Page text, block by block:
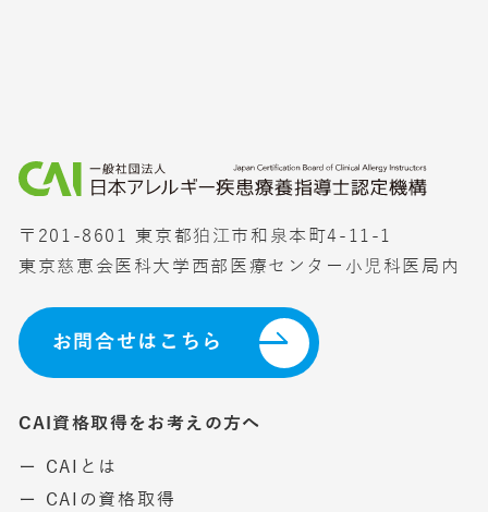
〒201-8601 東京都狛江市和泉本町4-11-1
東京慈恵会医科大学西部医療センター小児科医局内
お問合せはこちら
CAI資格取得をお考えの方へ
ー CAIとは
ー CAIの資格取得